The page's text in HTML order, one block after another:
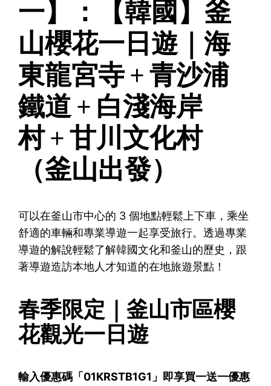
一】：【韓國】釜
山櫻花一日遊｜海
東龍宮寺 + 青沙浦
鐵道 + 白淺海岸
村 + 甘川文化村
（釜山出發）
可以在釜山市中心的 3 個地點輕鬆上下車，乘坐
舒適的車輛和專業導遊一起享受旅行。透過專業
導遊的解說輕鬆了解韓國文化和釜山的歷史，跟
著導遊造訪本地人才知道的在地旅遊景點！
春季限定｜釜山市區櫻
花觀光一日遊
輸入優惠碼「01KRSTB1G1」即享買一送一優惠